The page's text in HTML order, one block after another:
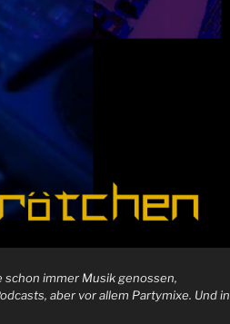
schon immer Musik genossen,
aber vor allem Partymixe. Und in